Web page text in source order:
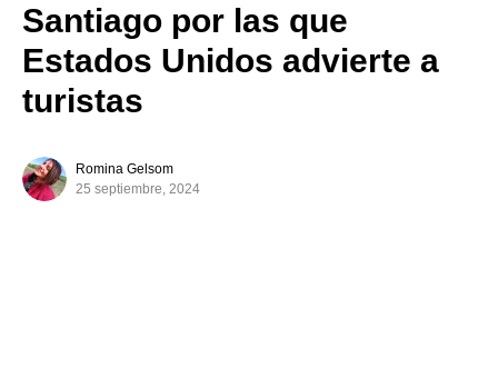
Santiago por las que
Estados Unidos advierte a
turistas
Romina Gelsom
25 septiembre, 2024